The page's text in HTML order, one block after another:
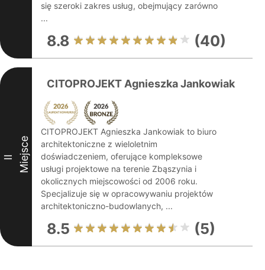
się szeroki zakres usług, obejmujący zarówno
...
8.8 (40)
II Miejsce
CITOPROJEKT Agnieszka Jankowiak
CITOPROJEKT Agnieszka Jankowiak to biuro
architektoniczne z wieloletnim
doświadczeniem, oferujące kompleksowe
usługi projektowe na terenie Zbąszynia i
okolicznych miejscowości od 2006 roku.
Specjalizuje się w opracowywaniu projektów
architektoniczno-budowlanych, ...
8.5 (5)